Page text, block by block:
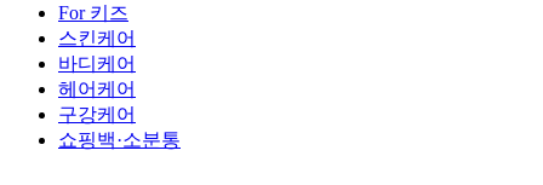
For 키즈
스킨케어
바디케어
헤어케어
구강케어
쇼핑백·소분통